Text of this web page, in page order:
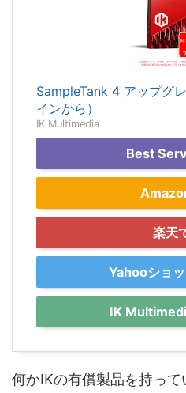
SampleTank 4 アップグ
インから）
IK Multimedia
Best
楽天
Yahooショ
IK
何かIKの有償製品を持っ